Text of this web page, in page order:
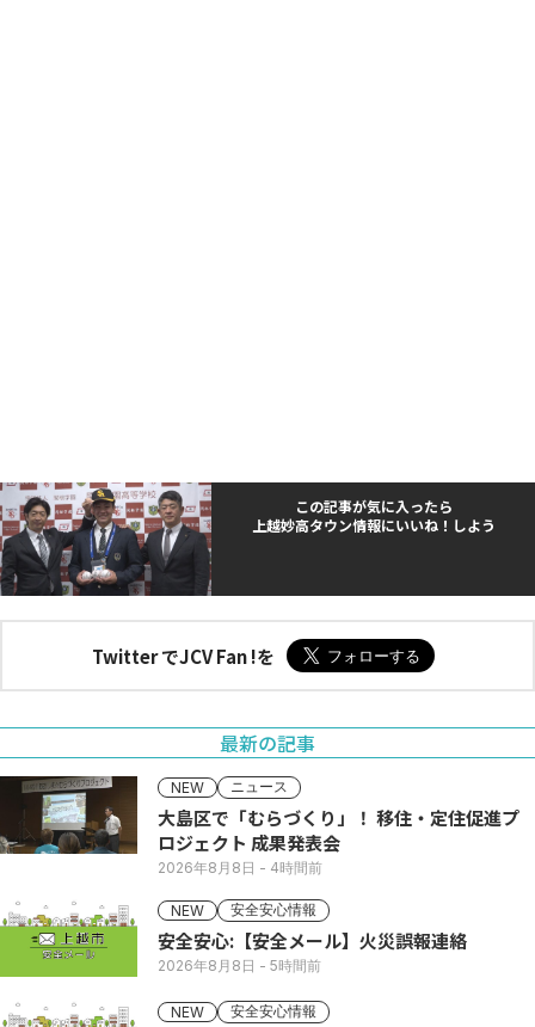
この記事が気に入ったら
上越妙高タウン情報にいいね！しよう
Twitter でJCV Fan !を
最新の記事
NEW ニュース
大島区で「むらづくり」！ 移住・定住促進プ
ロジェクト 成果発表会
2026年8月8日 - 4時間前
NEW 安全安心情報
安全安心:【安全メール】火災誤報連絡
2026年8月8日 - 5時間前
NEW 安全安心情報